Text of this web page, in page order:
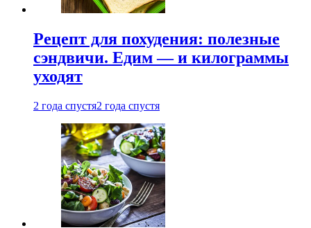
Рецепт для похудения: полезные
сэндвичи. Едим — и килограммы
уходят
2 года спустя2 года спустя